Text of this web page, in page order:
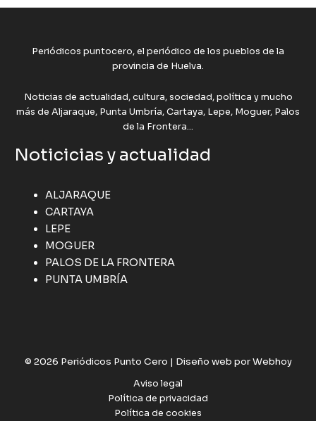
Periódicos puntocero, el periódico de los pueblos de la
provincia de Huelva.
Noticias de actualidad, cultura, sociedad, política y mucho
más de Aljaraque, Punta Umbría, Cartaya, Lepe, Moguer, Palos
de la Frontera...
Noticicias y actualidad
ALJARAQUE
CARTAYA
LEPE
MOGUER
PALOS DE LA FRONTERA
PUNTA UMBRÍA
© 2026 Periódicos Punto Cero | Diseño web por Webhoy
Aviso legal
Política de privacidad
Política de cookies